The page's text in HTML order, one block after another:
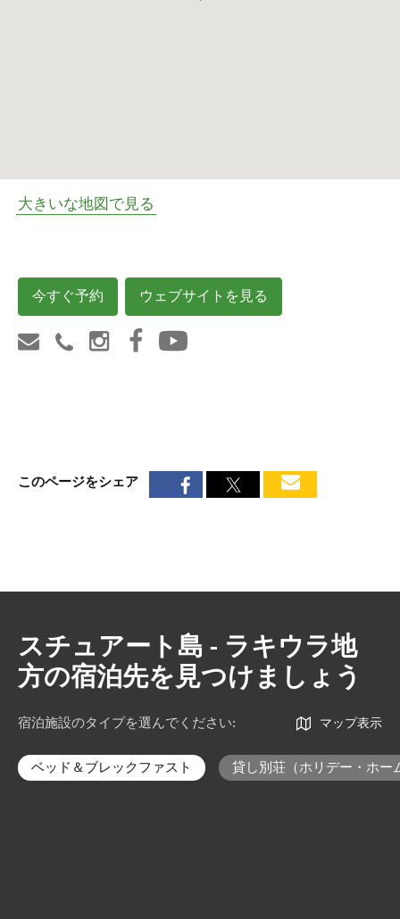
大きいな地図で見る
今すぐ予約 ウェブサイトを見る
このページをシェア
スチュアート島 - ラキウラ地
方の宿泊先を見つけましょう
宿泊施設のタイプを選んでください: マップ表示
ベッド＆ブレックファスト 貸し別荘（ホリデー・ホー